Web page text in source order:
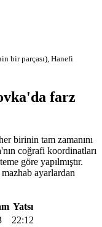
bir parçası), Hanefi
farz
birinin tam zamanını
coğrafi koordinatları
göre yapılmıştır.
ayarlardan
Yatsı
22:12